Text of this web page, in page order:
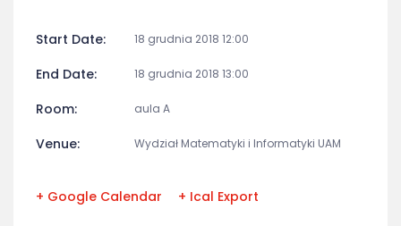
Start Date: 18 grudnia 2018 12:00
End Date: 18 grudnia 2018 13:00
Room: aula A
Venue: Wydział Matematyki i Informatyki UAM
+ Google Calendar + Ical Export